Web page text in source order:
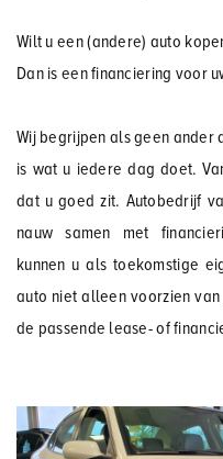
Wilt u een (andere) auto
Dan is een financiering voor
Wij begrijpen als geen ander
is wat u iedere dag doet.
dat u goed zit. Autobedrijf
nauw samen met
kunnen u als toekomstige
auto niet alleen voorzien
de passende lease- of